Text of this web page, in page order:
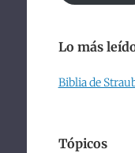
Lo más
Biblia de
Tópicos